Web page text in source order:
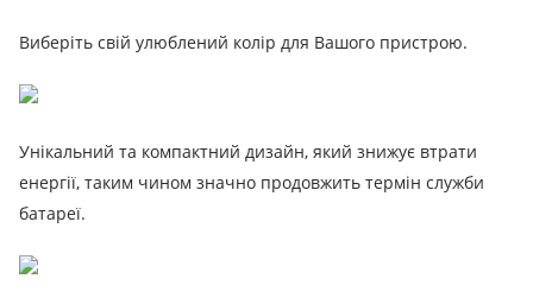
Виберіть свій улюблений колір для Вашого пристрою.
Унікальний та компактний дизайн, який знижує втрати
енергії, таким чином значно продовжить термін служби
батареї.